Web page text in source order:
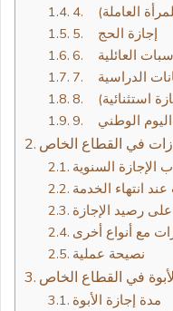
العاملة)
5. إجازة الحج
العائلية
الدراسية
استثنائية)
اليوم الوطني
في القطاع الخاص
الإجازة السنوية
انتهاء الخدمة
على رصيد الإجازة
مع أنواع أخرى
نصيحة عملية
في القطاع الخاص
مدة إجازة الأبوة